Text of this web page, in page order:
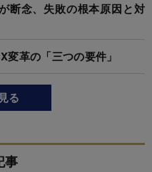
断念、失敗の根本原因と対
革の「三つの要件」
る
事